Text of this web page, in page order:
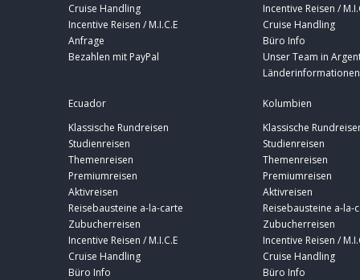
Cruise Handling
Incentive Reisen / M.I.C.E
Anfrage
Bezahlen mit PayPal
Incentive Reisen /
Cruise Handling
Büro Info
Unser Team in
Länderinformationen
Ecuador
Klassische Rundreisen
Studienreisen
Themenreisen
Premiumreisen
Aktivreisen
Reisebausteine a-la-carte
Zubucherreisen
Incentive Reisen / M.I.C.E
Cruise Handling
Büro Info
Kolumbien
Klassische
Studienreisen
Themenreisen
Premiumreisen
Aktivreisen
Reisebausteine a-la-
Zubucherreisen
Incentive Reisen /
Cruise Handling
Büro Info